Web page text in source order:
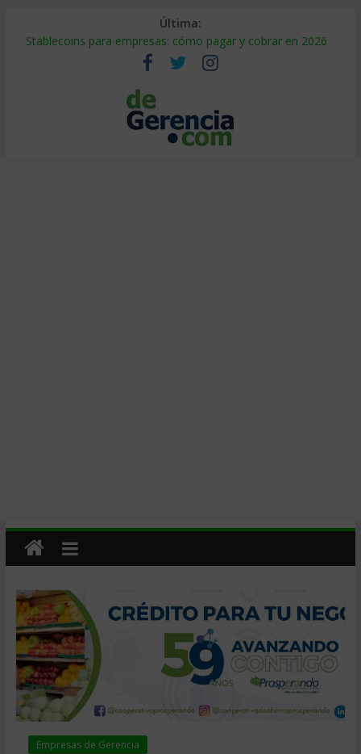
Última:
Stablecoins para empresas: cómo pagar y cobrar en 2026
Despido silencioso: qué es y por qué sale tan caro
IA en selección de personal: cómo auditarla a tiempo
Trabajo forzoso en la cadena de suministro: qué hacer
Mercado hispano de EE. UU.: cómo segmentarlo y venderle
Empresas de Gerencia